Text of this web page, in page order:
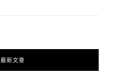
最新文章